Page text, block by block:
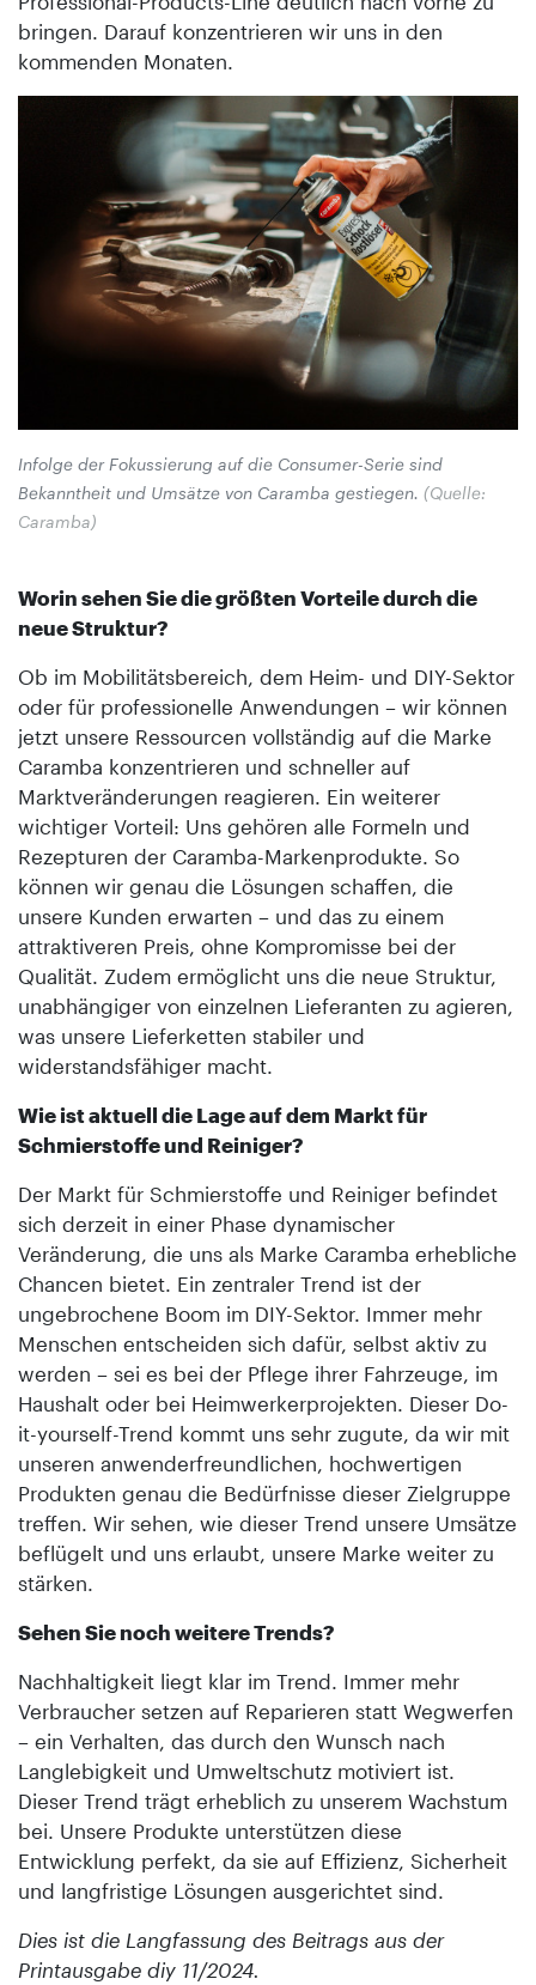
bringen. Darauf konzentrieren wir uns in den
kommenden Monaten.
Infolge der Fokussierung auf die Consumer-Serie sind
Bekanntheit und Umsätze von Caramba gestiegen. (Quelle:
Caramba)
Worin sehen Sie die größten Vorteile durch die
neue Struktur?
Ob im Mobilitätsbereich, dem Heim- und DIY-Sektor
oder für professionelle Anwendungen – wir können
jetzt unsere Ressourcen vollständig auf die Marke
Caramba konzentrieren und schneller auf
Marktveränderungen reagieren. Ein weiterer
wichtiger Vorteil: Uns gehören alle Formeln und
Rezepturen der Caramba-Markenprodukte. So
können wir genau die Lösungen schaffen, die
unsere Kunden erwarten – und das zu einem
attraktiveren Preis, ohne Kompromisse bei der
Qualität. Zudem ermöglicht uns die neue Struktur,
unabhängiger von einzelnen Lieferanten zu agieren,
was unsere Lieferketten stabiler und
widerstandsfähiger macht.
Wie ist aktuell die Lage auf dem Markt für
Schmierstoffe und Reiniger?
Der Markt für Schmierstoffe und Reiniger befindet
sich derzeit in einer Phase dynamischer
Veränderung, die uns als Marke Caramba erhebliche
Chancen bietet. Ein zentraler Trend ist der
ungebrochene Boom im DIY-Sektor. Immer mehr
Menschen entscheiden sich dafür, selbst aktiv zu
werden – sei es bei der Pflege ihrer Fahrzeuge, im
Haushalt oder bei Heimwerkerprojekten. Dieser Do-
it-yourself-Trend kommt uns sehr zugute, da wir mit
unseren anwenderfreundlichen, hochwertigen
Produkten genau die Bedürfnisse dieser Zielgruppe
treffen. Wir sehen, wie dieser Trend unsere Umsätze
beflügelt und uns erlaubt, unsere Marke weiter zu
stärken.
Sehen Sie noch weitere Trends?
Nachhaltigkeit liegt klar im Trend. Immer mehr
Verbraucher setzen auf Reparieren statt Wegwerfen
– ein Verhalten, das durch den Wunsch nach
Langlebigkeit und Umweltschutz motiviert ist.
Dieser Trend trägt erheblich zu unserem Wachstum
bei. Unsere Produkte unterstützen diese
Entwicklung perfekt, da sie auf Effizienz, Sicherheit
und langfristige Lösungen ausgerichtet sind.
Dies ist die Langfassung des Beitrags aus der
Printausgabe diy 11/2024.